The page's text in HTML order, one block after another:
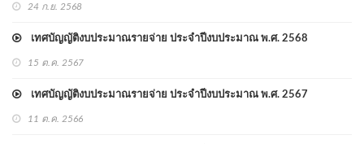
24 ก.ย. 2568
เทศบัญญัติงบประมาณรายจ่าย ประจำปีงบประมาณ พ.ศ. 2568
15 ต.ค. 2567
เทศบัญญัติงบประมาณรายจ่าย ประจำปีงบประมาณ พ.ศ. 2567
11 ต.ค. 2566